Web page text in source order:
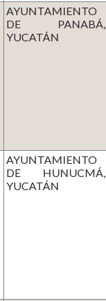
AYUNTAMIENTO
DE PANABÁ,
YUCATÁN
AYUNTAMIENTO
DE HUNUCMÁ,
YUCATÁN